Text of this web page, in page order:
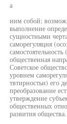
а
ним собой;
выполнение
сущностными
саморегуляция
общественная
Советское
уровнем
твтирностьи) его
преобразование
утверждение
общественных
развития общества.